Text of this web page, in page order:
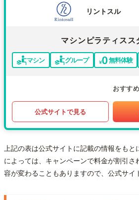
リントスル
マシンピラティスス
マシン グループ 無料体験
おすす
公式サイトで見る
上記の表は公式サイトに記載の情報をもと
によっては、キャンペーンで料金が割引さ
容が変わることもありますので、公式サイ